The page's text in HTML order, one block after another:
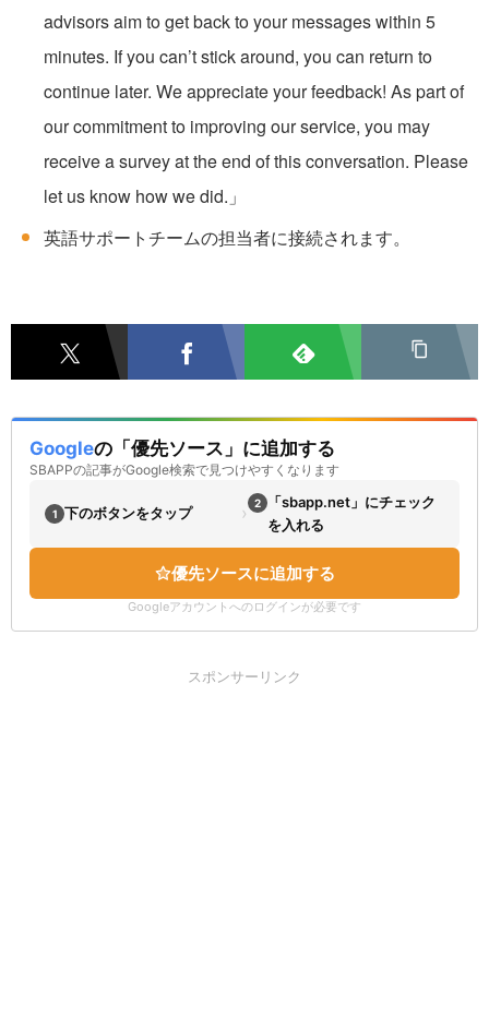
advisors aim to get back to your messages within 5
minutes. If you can’t stick around, you can return to
continue later. We appreciate your feedback! As part of
our commitment to improving our service, you may
receive a survey at the end of this conversation. Please
let us know how we did.」
英語サポートチームの担当者に接続されます。
Googleの「優先ソース」に追加する
SBAPPの記事がGoogle検索で見つけやすくなります
1 下のボタンをタップ › 2
「sbapp.net」にチェック
を入れる
優先ソースに追加する
Googleアカウントへのログインが必要です
スポンサーリンク